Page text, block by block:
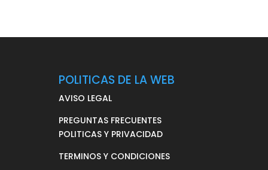
POLITICAS DE LA WEB
AVISO LEGAL
PREGUNTAS FRECUENTES
POLITICAS Y PRIVACIDAD
TERMINOS Y CONDICIONES